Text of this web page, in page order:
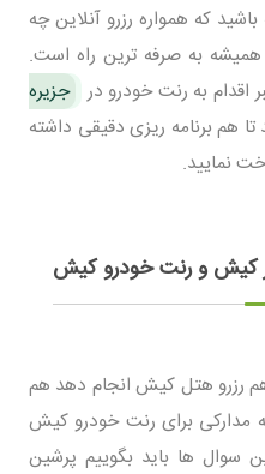
که همواره رزرو آنلاین چه
به صرفه ترین راه است.
به رنت خودرو در جزیره
هم برنامه ریزی دقیقی داشته
نمایید.
کیش و رنت خودرو کیش
رزرو هتل کیش انجام دهد هم
مدارکی برای رنت خودرو کیش
سوال ها باید بگوییم پرشین